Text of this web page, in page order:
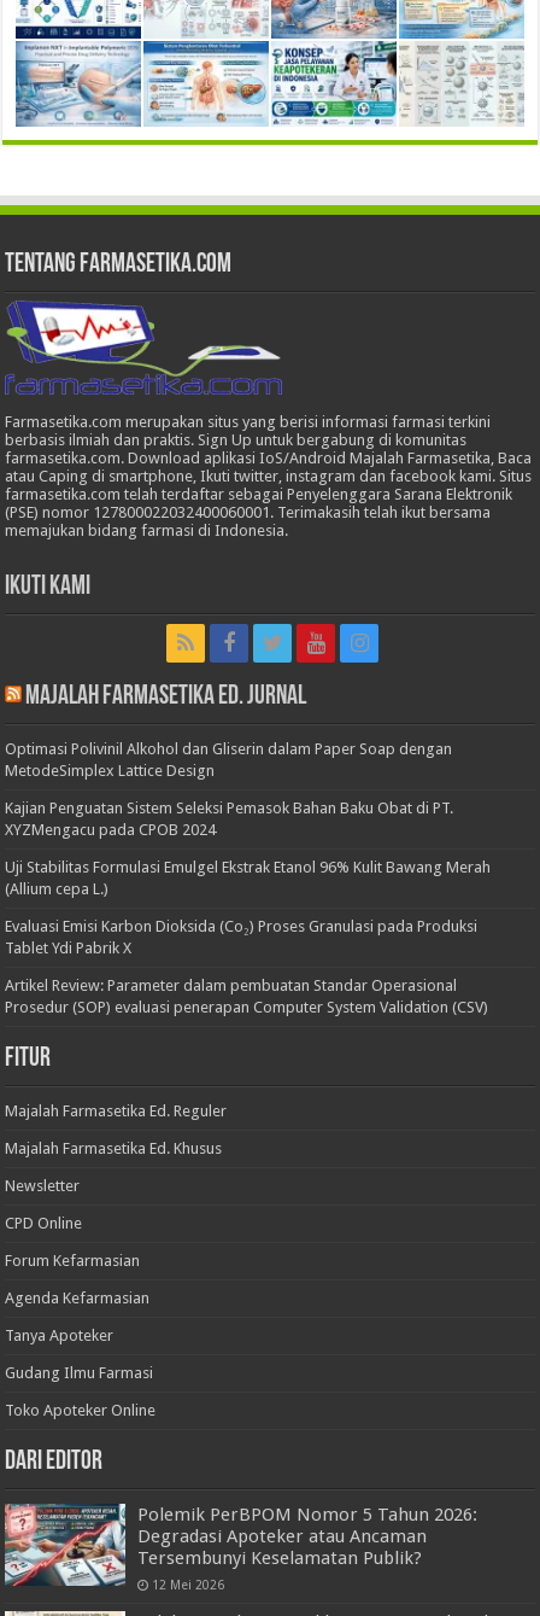
Tentang Farmasetika.com
Farmasetika.com merupakan situs yang berisi informasi farmasi terkini
berbasis ilmiah dan praktis. Sign Up untuk bergabung di komunitas
farmasetika.com. Download aplikasi IoS/Android Majalah Farmasetika, Baca
atau Caping di smartphone, Ikuti twitter, instagram dan facebook kami. Situs
farmasetika.com telah terdaftar sebagai Penyelenggara Sarana Elektronik
(PSE) nomor 127800022032400060001. Terimakasih telah ikut bersama
memajukan bidang farmasi di Indonesia.
Ikuti Kami
Majalah Farmasetika Ed. Jurnal
Optimasi Polivinil Alkohol dan Gliserin dalam Paper Soap dengan
MetodeSimplex Lattice Design
Kajian Penguatan Sistem Seleksi Pemasok Bahan Baku Obat di PT.
XYZMengacu pada CPOB 2024
Uji Stabilitas Formulasi Emulgel Ekstrak Etanol 96% Kulit Bawang Merah
(Allium cepa L.)
Evaluasi Emisi Karbon Dioksida (Co₂) Proses Granulasi pada Produksi
Tablet Ydi Pabrik X
Artikel Review: Parameter dalam pembuatan Standar Operasional
Prosedur (SOP) evaluasi penerapan Computer System Validation (CSV)
Fitur
Majalah Farmasetika Ed. Reguler
Majalah Farmasetika Ed. Khusus
Newsletter
CPD Online
Forum Kefarmasian
Agenda Kefarmasian
Tanya Apoteker
Gudang Ilmu Farmasi
Toko Apoteker Online
Dari Editor
Polemik PerBPOM Nomor 5 Tahun 2026:
Degradasi Apoteker atau Ancaman
Tersembunyi Keselamatan Publik?
12 Mei 2026